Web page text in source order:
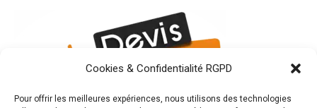
Cookies & Confidentialité RGPD
Pour offrir les meilleures expériences, nous utilisons des technologies